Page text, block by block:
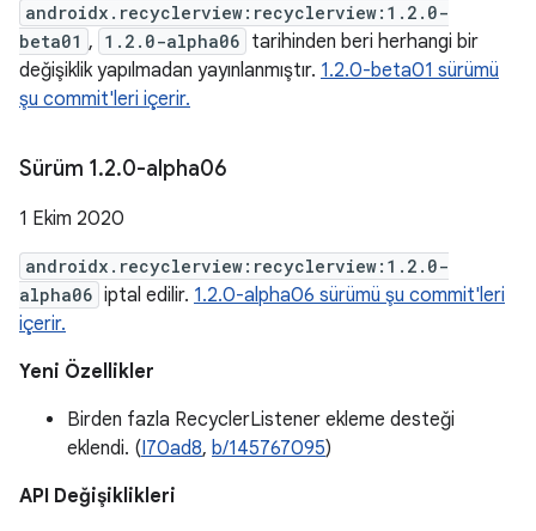
androidx.recyclerview:recyclerview:1.2.0-
beta01 , 1.2.0-alpha06 tarihinden beri herhangi bir
değişiklik yapılmadan yayınlanmıştır. 1.2.0-beta01 sürümü
şu commit'leri içerir.
Sürüm 1.2.0-alpha06
1 Ekim 2020
androidx.recyclerview:recyclerview:1.2.0-
alpha06 iptal edilir. 1.2.0-alpha06 sürümü şu commit'leri
içerir.
Yeni Özellikler
Birden fazla RecyclerListener ekleme desteği
eklendi. (I70ad8, b/145767095)
API Değişiklikleri